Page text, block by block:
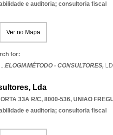
e auditoria; consultoria fiscal
Ver no Mapa
for:
ELOGIAMÉTODO - CONSULTORES,
Lda
33A R/C, 8000-536, UNIAO
e auditoria; consultoria fiscal